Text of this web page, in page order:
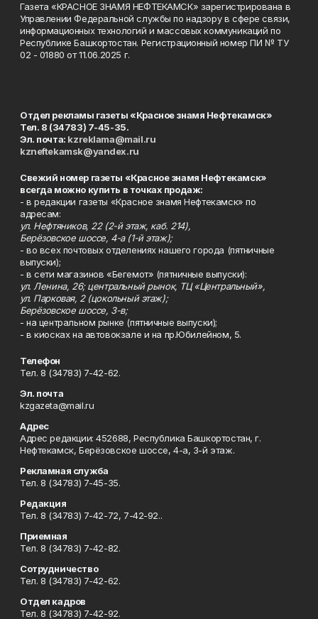
Газета «КРАСНОЕ ЗНАМЯ НЕФТЕКАМСК» зарегистрирована в
Управлении Федеральной службы по надзору в сфере связи,
информационных технологий и массовых коммуникаций по
Республике Башкортостан. Регистрационный номер ПИ № ТУ
02 - 01880 от 11.06.2025 г.
Отдел рекламы газеты «Красное знамя Нефтекамск»
Тел. 8 (34783) 7-45-35.
Эл. почта: kzreklama@mail.ru
kzneftekamsk@yandex.ru
Свежий номер газеты «Красное знамя Нефтекамск»
всегда можно купить в точках продаж:
- в редакции газеты «Красное знамя Нефтекамск» по
адресам:
ул. Нефтяников, 22 (2-й этаж, каб. 214),
Берёзовское шоссе, 4-а (1-й этаж);
- во всех почтовых отделениях нашего города (пятничные
выпуски);
- в сети магазинов «Бегемот» (пятничные выпуски):
ул. Ленина, 26; центральный рынок, ТЦ «Центральный»,
ул. Парковая, 2 (цокольный этаж);
Берёзовское шоссе, 3-в;
- на центральном рынке (пятничные выпуски);
- в киосках на автовокзале и на пр.Юбилейном, 5.
Телефон
Тел. 8 (34783) 7-42-62.
Эл. почта
kzgazeta@mail.ru
Адрес
Адрес редакции: 452688, Республика Башкортостан, г.
Нефтекамск, Берёзовское шоссе, 4-а, 3-й этаж.
Рекламная служба
Тел. 8 (34783) 7-45-35.
Редакция
Тел. 8 (34783) 7-42-72, 7-42-92..
Приемная
Тел. 8 (34783) 7-42-82.
Сотрудничество
Тел. 8 (34783) 7-42-62.
Отдел кадров
Тел. 8 (34783) 7-42-92.